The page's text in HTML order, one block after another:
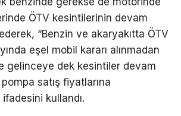
ÖTV kesintilerinin devam
“Benzin ve akaryakıtta ÖTV
eşel mobil kararı alınmadan
gelinceye dek kesintiler devam
satış fiyatlarına
kullandı.